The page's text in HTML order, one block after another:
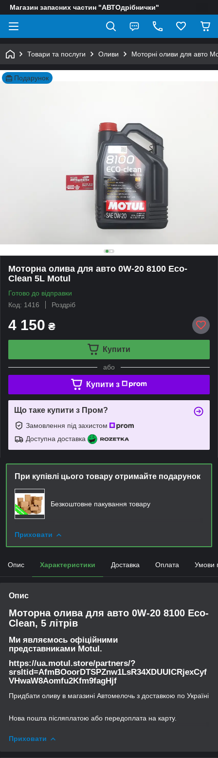
Магазин запасних частин "АВТОдрібнички"
Товари та послуги Оливи Моторні оливи для авто
Подарунок
Моторна олива для авто 0W-20 8100 Eco-
Clean 5L Motul
Готово до відправки
Код: 1416
Роздріб
4 150 ₴
Купити
або
Купити з
Що таке купити з Пром?
Замовлення під захистом
Доступна доставка
При купівлі цього товару отримайте подарунок
Безкоштовне пакування товару
Приховати
Опис Характеристики Доставка Оплата Умови
Опис
Моторна олива для авто 0W-20 8100 Eco-
Clean, 5 літрів
Ми являємось офіційними
представниками Motul.
https://ua.motul.store/partners/?
srsltid=AfmBOoorDTSPZnw1LsR34XDUUICRjexCyf
VHwaW8Aomfu2Kfm9fagHjf
Придбати оливу в магазині Автомелочь з доставкою по Україні
Нова пошта післяплатою або передоплата на карту.
Приховати